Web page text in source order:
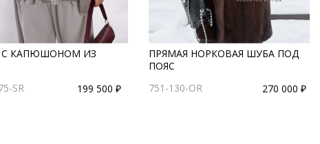
С КАПЮШОНОМ ИЗ
SR
199 500 ₽
ПРЯМАЯ НОРКОВАЯ ШУБА ПОД
ПОЯС
751-130-OR
270 000 ₽